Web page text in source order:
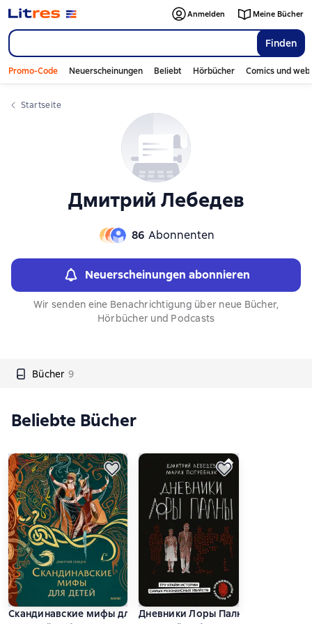
Finden
Anmelden Meine Bücher
Promo-Code Neuerscheinungen Beliebt Hörbücher Comics und
Startseite
Дмитрий Лебедев
86 Abonnenten
Neuerscheinungen abonnieren
Wir senden eine Benachrichtigung über neue Bücher,
Hörbücher und Podcasts
Bücher 9
Слайдер с книгами
Beliebte Bücher
Скандинавские мифы для детейДневники Лоры Палны. Тру-крайм
Слайдер с книгами